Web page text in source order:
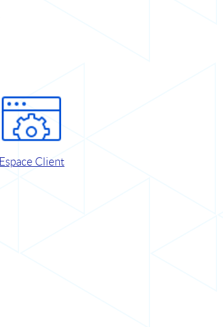
Espace Client